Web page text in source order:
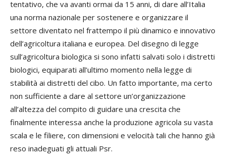
tentativo, che va avanti ormai da 15 anni, di dare all’Italia
una norma nazionale per sostenere e organizzare il
settore diventato nel frattempo il più dinamico e innovativo
dell’agricoltura italiana e europea. Del disegno di legge
sull’agricoltura biologica si sono infatti salvati solo i distretti
biologici, equiparati all’ultimo momento nella legge di
stabilità ai distretti del cibo. Un fatto importante, ma certo
non sufficiente a dare al settore un’organizzazione
all’altezza del compito di guidare una crescita che
finalmente interessa anche la produzione agricola su vasta
scala e le filiere, con dimensioni e velocità tali che hanno già
reso inadeguati gli attuali Psr.